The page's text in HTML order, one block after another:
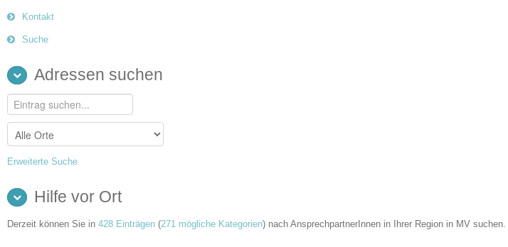
Kontakt
Suche
Adressen suchen
Erweiterte Suche
Hilfe vor Ort
Derzeit können Sie in 428 Einträgen (271 mögliche Kategorien) nach AnsprechpartnerInnen in Ihrer Region in MV suchen.